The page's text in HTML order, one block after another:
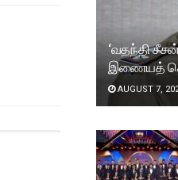
‘வதந்தி
இணையத்
AUGUST 7,